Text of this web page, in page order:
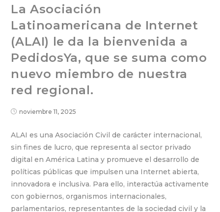
La Asociación
Latinoamericana de Internet
(ALAI) le da la bienvenida a
PedidosYa, que se suma como
nuevo miembro de nuestra
red regional.
noviembre 11, 2025
ALAI es una Asociación Civil de carácter internacional,
sin fines de lucro, que representa al sector privado
digital en América Latina y promueve el desarrollo de
políticas públicas que impulsen una Internet abierta,
innovadora e inclusiva. Para ello, interactúa activamente
con gobiernos, organismos internacionales,
parlamentarios, representantes de la sociedad civil y la